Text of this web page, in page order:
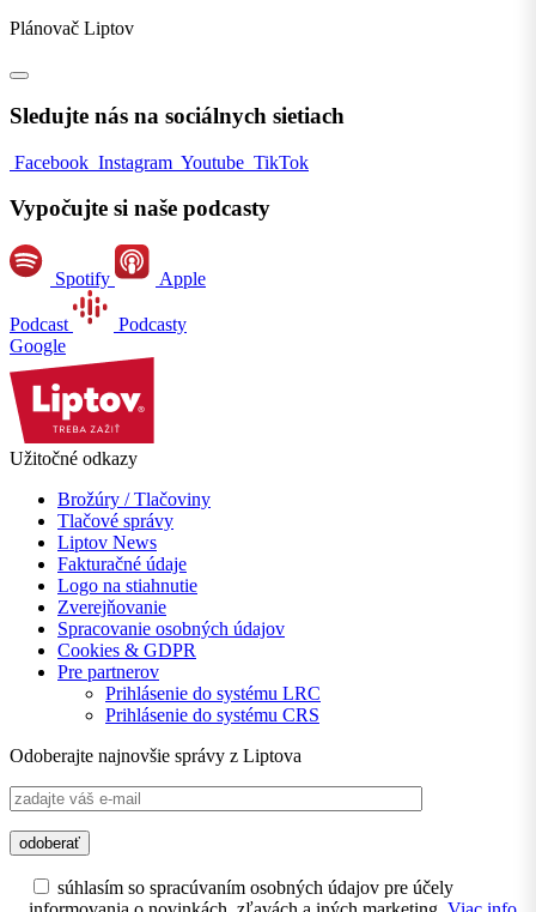
Plánovač Liptov
Sledujte nás na sociálnych sietiach
Facebook Instagram Youtube TikTok
Vypočujte si naše podcasty
Spotify Apple
Podcast
Podcasty
Google
Užitočné odkazy
Brožúry / Tlačoviny
Tlačové správy
Liptov News
Fakturačné údaje
Logo na stiahnutie
Zverejňovanie
Spracovanie osobných údajov
Cookies & GDPR
Pre partnerov
Prihlásenie do systému LRC
Prihlásenie do systému CRS
Odoberajte najnovšie správy z Liptova
súhlasím so spracúvaním osobných údajov pre účely